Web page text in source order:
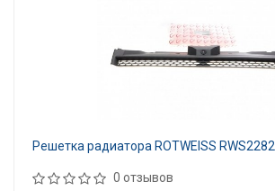
Решетка радиатора ROTWEISS RWS2282
0 отзывов